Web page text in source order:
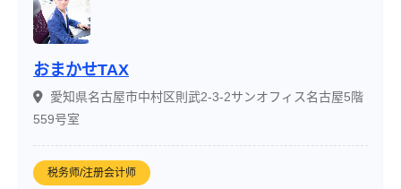
おまかせTAX
愛知県名古屋市中村区則武2-3-2サンオフィス名古屋5階
559号室
税务师/注册会计师